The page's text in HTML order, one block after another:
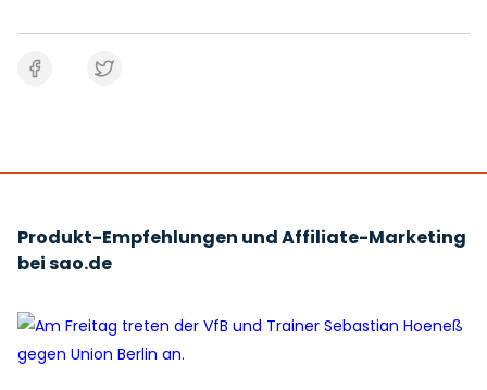
Produkt-Empfehlungen und Affiliate-Marketing
bei sao.de